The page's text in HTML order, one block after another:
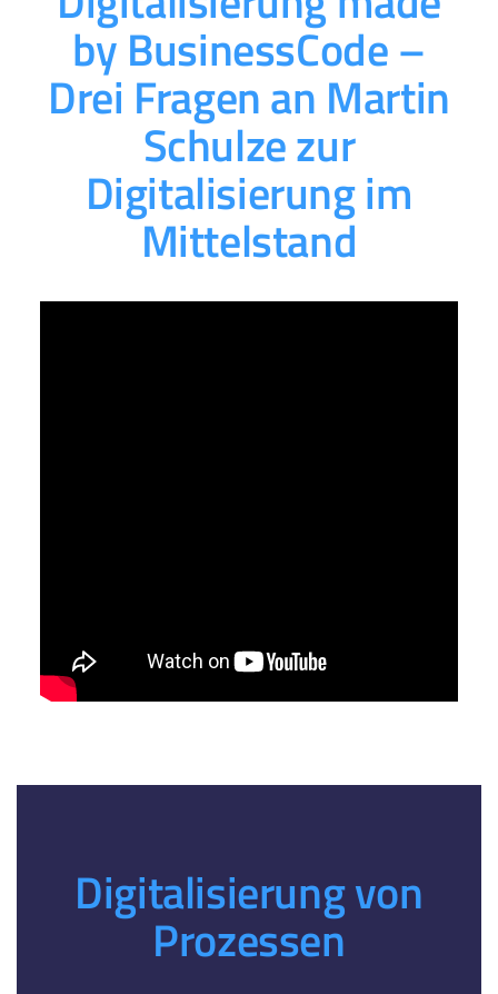
by BusinessCode –
Drei Fragen an Martin
Schulze zur
Digitalisierung im
Mittelstand
Digitalisierung von
Prozessen